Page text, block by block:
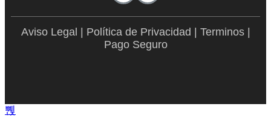
Aviso Legal | Política de Privacidad | Terminos|
Pago Seguro